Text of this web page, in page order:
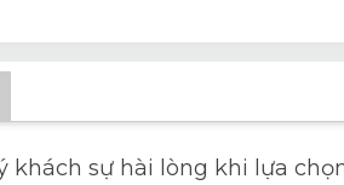
khách sự hài lòng khi lựa